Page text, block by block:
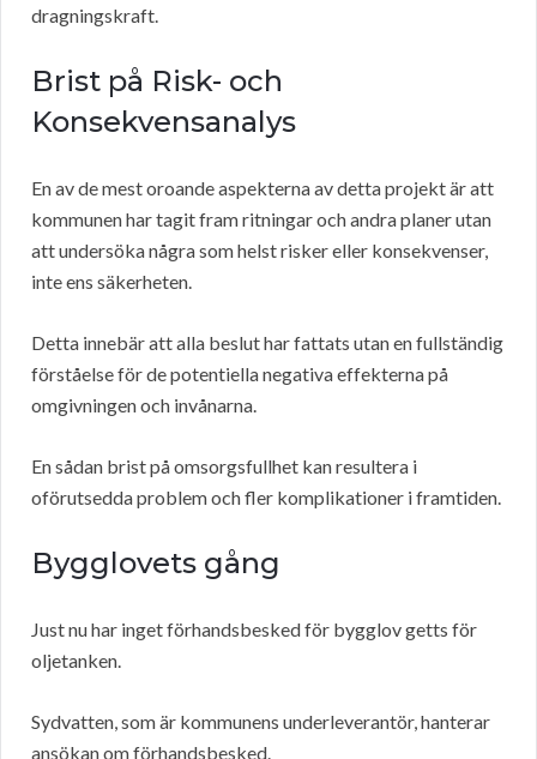
dragningskraft.
Brist på Risk- och
Konsekvensanalys
En av de mest oroande aspekterna av detta projekt är att
kommunen har tagit fram ritningar och andra planer utan
att undersöka några som helst risker eller konsekvenser,
inte ens säkerheten.
Detta innebär att alla beslut har fattats utan en fullständig
förståelse för de potentiella negativa effekterna på
omgivningen och invånarna.
En sådan brist på omsorgsfullhet kan resultera i
oförutsedda problem och fler komplikationer i framtiden.
Bygglovets gång
Just nu har inget förhandsbesked för bygglov getts för
oljetanken.
Sydvatten, som är kommunens underleverantör, hanterar
ansökan om förhandsbesked.